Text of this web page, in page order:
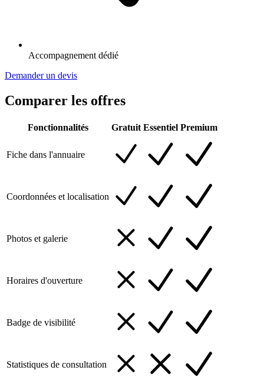
Accompagnement dédié
Demander un devis
Comparer les offres
Fonctionnalités Gratuit Essentiel Premium
Fiche dans l'annuaire
Coordonnées et localisation
Photos et galerie
Horaires d'ouverture
Badge de visibilité
Statistiques de consultation